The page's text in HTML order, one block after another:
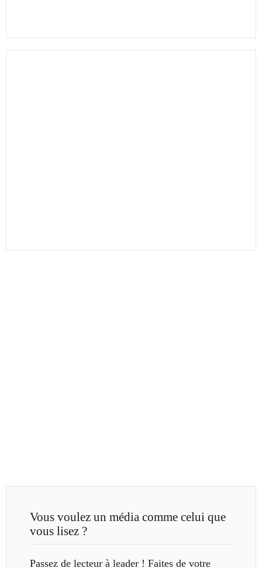
Vous voulez un média comme celui que
vous lisez ?
Passez de lecteur à leader ! Faites de votre